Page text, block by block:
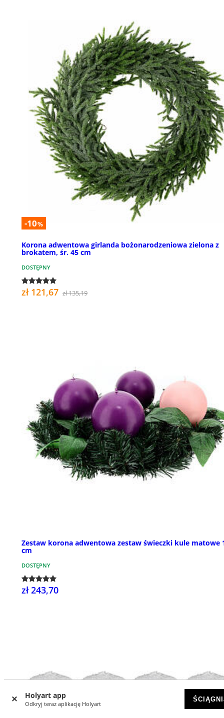
Holyart app
Odkryj teraz aplikację Holyart
-10%
Korona adwentowa girlanda bożonarodzeniowa zielona z
brokatem, śr. 45 cm
DOSTĘPNY
zł 121,67 zł 135,19
Zestaw korona adwentowa zestaw świeczki kule matowe
cm
DOSTĘPNY
zł 243,70